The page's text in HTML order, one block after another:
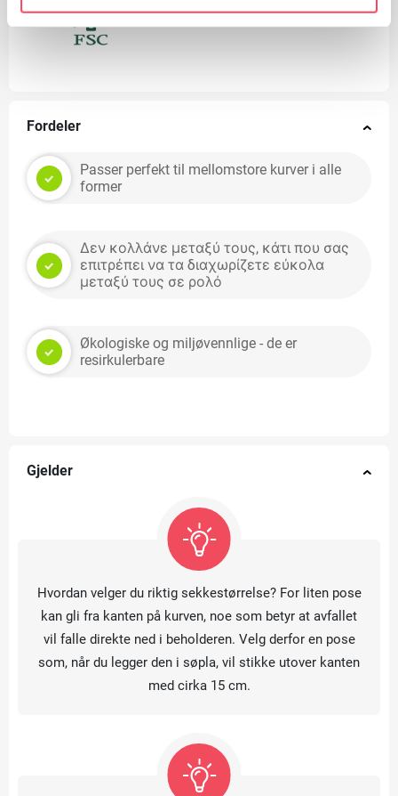
Fordeler
Passer perfekt til mellomstore kurver i alle
former
Δεν κολλάνε μεταξύ τους, κάτι που σας
επιτρέπει να τα διαχωρίζετε εύκολα
μεταξύ τους σε ρολό
Økologiske og miljøvennlige - de er
resirkulerbare
Gjelder
Hvordan velger du riktig sekkestørrelse? For liten pose
kan gli fra kanten på kurven, noe som betyr at avfallet
vil falle direkte ned i beholderen. Velg derfor en pose
som, når du legger den i søpla, vil stikke utover kanten
med cirka 15 cm.